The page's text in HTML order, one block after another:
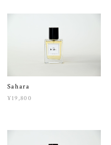
Sahara
¥19,800